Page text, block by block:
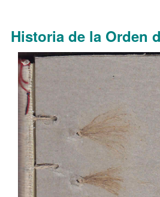
Historia de la Orden